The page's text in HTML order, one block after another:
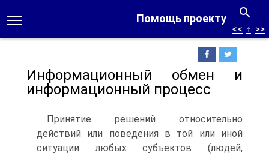
Помощь проекту
<< ↑ >>
Информационный обмен и
информационный процесс
Принятие решений относительно
действий или поведения в той или иной
ситуации любых субъектов (людей,